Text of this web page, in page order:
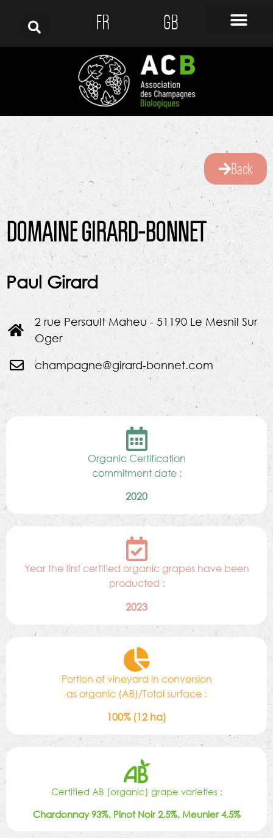
FR GB
DOMAINE GIRARD-BONNET
Back
Paul Girard
2 rue Persault Maheu - 51190 Le Mesnil Sur
Oger
champagne@girard-bonnet.com
Organic Certification
commitment date :
2020
Year the first certified organic grapes have been
producted :
2023
Portion of vineyard in conversion
as organic (AB)/Total surface :
100% (12 ha)
Certified AB (organic) grape varieties :
Chardonnay 93%, Pinot Noir 2,5%, Meunier 4,5%